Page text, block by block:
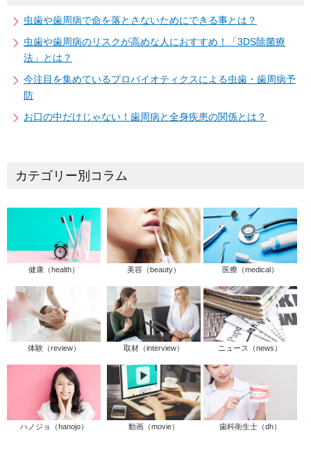
虫歯や歯周病で命を落とさないためにできる事とは？
虫歯や歯周病のリスクが高めな人におすすめ！「3DS除菌療
法」とは？
今注目を集めているプロバイオティクスによる虫歯・歯周病予
防
お口の中だけじゃない！歯周病と全身疾患の関係とは？
カテゴリー別コラム
健康（health） 美容（beauty） 医療（medical）
体験（review） 取材（interview） ニュース（news）
ハノジョ（hanojo） 動画（movie） 歯科衛生士（dh）